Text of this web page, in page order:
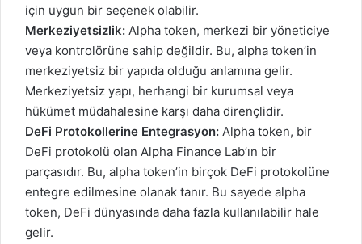
için uygun bir seçenek olabilir.
Merkeziyetsizlik: Alpha token, merkezi bir yöneticiye
veya kontrolörüne sahip değildir. Bu, alpha token’in
merkeziyetsiz bir yapıda olduğu anlamına gelir.
Merkeziyetsiz yapı, herhangi bir kurumsal veya
hükümet müdahalesine karşı daha dirençlidir.
DeFi Protokollerine Entegrasyon: Alpha token, bir
DeFi protokolü olan Alpha Finance Lab’ın bir
parçasıdır. Bu, alpha token’in birçok DeFi protokolüne
entegre edilmesine olanak tanır. Bu sayede alpha
token, DeFi dünyasında daha fazla kullanılabilir hale
gelir.